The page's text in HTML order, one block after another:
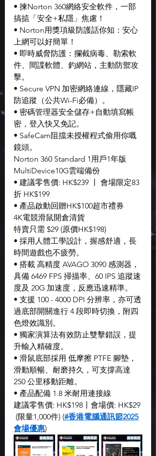
• 揀Norton 360網絡安全軟件，一部
搞掂「安全+私隱」焦慮！
• Norton用獎項級防護話你知：安心
上網可以好簡單！
• 即時威脅防護：攔截病毒、勒索軟
件、間諜軟體、釣網站，主動防禦攻
擊。
• Secure VPN 加密網絡連線，隱藏IP
防追蹤（公共Wi-Fi必備）。
• 密碼管理器安全儲存+自動填寫帳
密，登入快又免記。
• SafeCam阻擋未授權程式偷用你嘅
鏡頭。
Norton 360 Standard 1用戶1年版
MultiDevice10G雲端備份
• 建議零售價: HK$239 〡 會場限定83
折 HK$199
• 產品啟動回贈HK$100超市禮券
4K電競滑鼠開倉清貨
特賣只需 $29 (原價HK$198)
• 採用人體工學設計，握感舒適，長
時間遊戲也不疲勞。
• 搭載 高精度 AVAGO 3090 感測器，
具備 6469 FPS 掃描率、60 IPS 追蹤速
度及 20G 加速度，反應迅速精準。
• 支援 100 - 4000 DPI 分辨率，亦可透
過底部開關進行 4 段即時切換，附四
色燈效識別。
• 獨家演算法有效防止雙擊錯誤，提
升輸入精確度。
• 滑鼠底部採用 低摩擦 PTFE 腳墊，
滑動順暢、耐磨持久，可支撐高達
250 公里移動距離。
• 產品配備 1.8 米耐用連接線
建議零售價: HK$198〡會場價: HK$29
(限量1,000件) (#香港電腦通訊節2025
會場優惠)